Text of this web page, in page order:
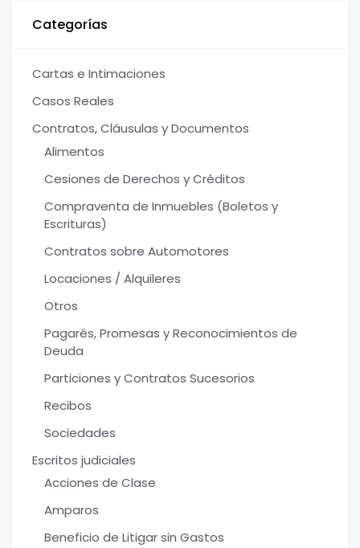
Categorías
Cartas e Intimaciones
Casos Reales
Contratos, Cláusulas y Documentos
Alimentos
Cesiones de Derechos y Créditos
Compraventa de Inmuebles (Boletos y
Escrituras)
Contratos sobre Automotores
Locaciones / Alquileres
Otros
Pagarés, Promesas y Reconocimientos de
Deuda
Particiones y Contratos Sucesorios
Recibos
Sociedades
Escritos judiciales
Acciones de Clase
Amparos
Beneficio de Litigar sin Gastos